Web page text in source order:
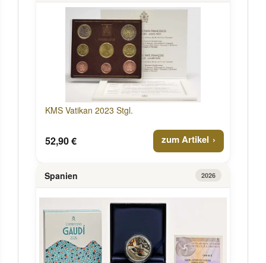
KMS Vatikan 2023 Stgl.
52,90 € zum Artikel
Spanien 2026